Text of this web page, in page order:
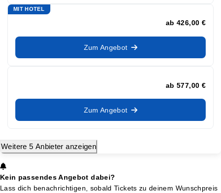
MIT HOTEL
ab 426,00 €
Zum Angebot
ab 577,00 €
Zum Angebot
Weitere 5 Anbieter anzeigen
Kein passendes Angebot dabei?
Lass dich benachrichtigen, sobald Tickets zu deinem Wunschpreis